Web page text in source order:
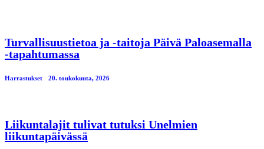
Turvallisuustietoa ja -taitoja Päivä Paloasemalla
-tapahtumassa
Harrastukset 20. toukokuuta, 2026
Liikuntalajit tulivat tutuksi Unelmien
liikuntapäivässä